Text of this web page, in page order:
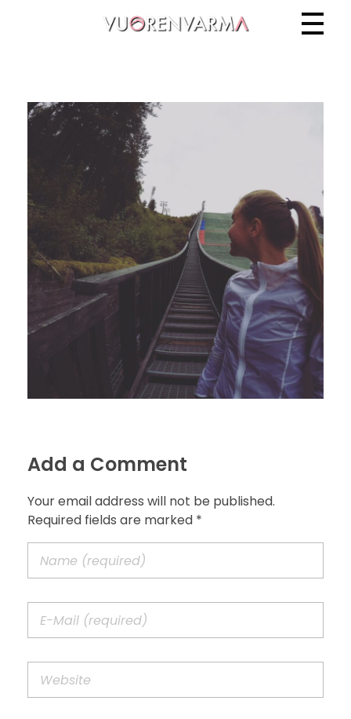
Add a Comment
Your email address will not be published.
Required fields are marked *